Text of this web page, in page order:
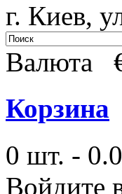
г. Киев,
Валюта
Корзина
0 шт. -
Войдите